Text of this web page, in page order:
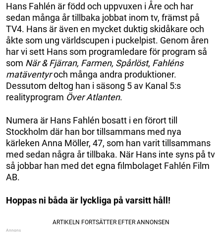
Hans Fahlén är född och uppvuxen i Åre och har
sedan många år tillbaka jobbat inom tv, främst på
TV4. Hans är även en mycket duktig skidåkare och
åkte som ung världscupen i puckelpist. Genom åren
har vi sett Hans som programledare för program så
som När & Fjärran, Farmen, Spårlöst, Fahléns
matäventyroch många andra produktioner.
Dessutom deltog han i säsong 5 av Kanal 5:s
realityprogram Över Atlanten.
Numera är Hans Fahlén bosatt i en förort till
Stockholm där han bor tillsammans med nya
kärleken Anna Möller, 47, som han varit tillsammans
med sedan några år tillbaka. När Hans inte syns på tv
så jobbar han med det egna filmbolaget Fahlén Film
AB.
Hoppas ni båda är lyckliga på varsitt håll!